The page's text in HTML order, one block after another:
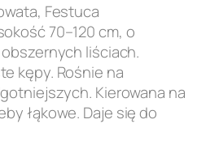
Festuca
70–120 cm, o
liściach.
kępy. Rośnie na
Kierowana na
łąkowe. Daje się do